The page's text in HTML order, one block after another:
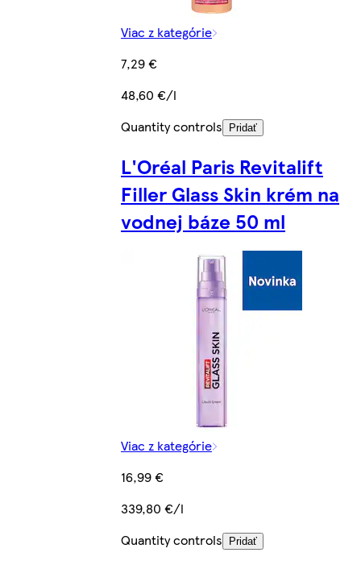
Viac z kategórie
7,29 €
48,60 €/l
Quantity controls
Pridať
L'Oréal Paris Revitalift
Filler Glass Skin krém na
vodnej báze 50 ml
Viac z kategórie
16,99 €
339,80 €/l
Quantity controls
Pridať